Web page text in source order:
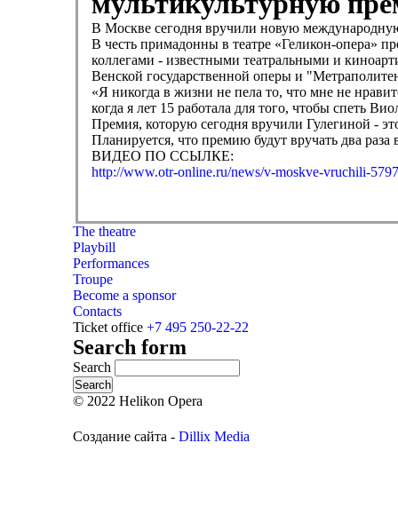
В Москве сегодня вручили новую
В честь примадонны в театре «Геликон-опера»
коллегами - известными театральными и
Венской государственной оперы и
«Я никогда в жизни не пела то, что мне не
когда я лет 15 работала для того, чтобы спеть
Премия, которую сегодня вручили Гулегиной -
Планируется, что премию будут вручать два раза
ВИДЕО ПО ССЫЛКЕ:
http://www.otr-online.ru/news/v-moskve-vruchili-
The theatre
Playbill
Performances
Troupe
Become a sponsor
Contacts
Ticket office +7 495 250-22-22
Search form
Search
© 2022 Helikon Opera
Создание сайта - Dillix Media